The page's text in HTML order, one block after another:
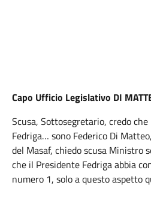
Capo Ufficio Legislativo DI
Scusa, Sottosegretario, credo
Fedriga… sono Federico Di
del Masaf, chiedo scusa Ministro
che il Presidente Fedriga abbia
numero 1, solo a questo aspetto